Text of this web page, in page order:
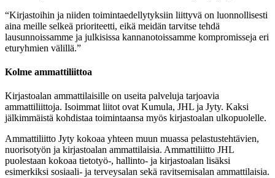
“Kirjastoihin ja niiden toimintaedellytyksiin liittyvä on luonnollisesti
aina meille selkeä prioriteetti, eikä meidän tarvitse tehdä
lausunnoissamme ja julkisissa kannanotoissamme kompromisseja eri
eturyhmien välillä.”
Kolme ammattiliittoa
Kirjastoalan ammattilaisille on useita palveluja tarjoavia
ammattiliittoja. Isoimmat liitot ovat Kumula, JHL ja Jyty. Kaksi
jälkimmäistä kohdistaa toimintaansa myös kirjastoalan ulkopuolelle.
Ammattiliitto Jyty kokoaa yhteen muun muassa pelastustehtävien,
nuorisotyön ja kirjastoalan ammattilaisia. Ammattiliitto JHL
puolestaan kokoaa tietotyö-, hallinto- ja kirjastoalan lisäksi
esimerkiksi sosiaali- ja terveysalan sekä ravitsemisalan ammattilaisia.